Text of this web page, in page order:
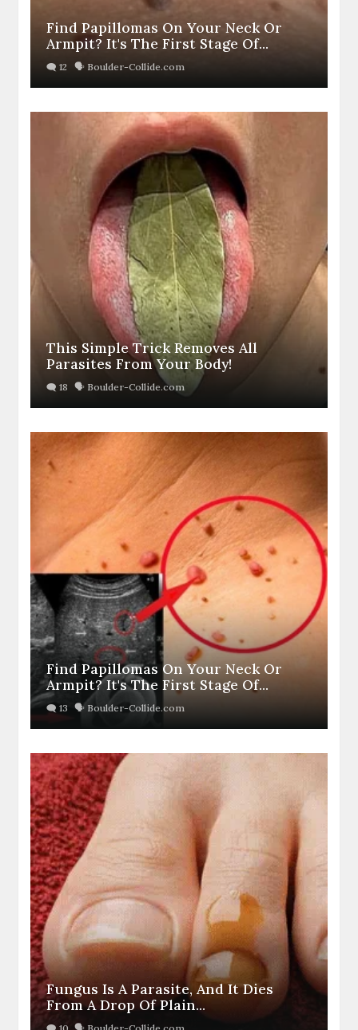
Find Papillomas On Your Neck Or
Armpit? It's The First Stage Of...
This Simple Trick Removes All
Parasites From Your Body!
Find Papillomas On Your Neck Or
Armpit? It's The First Stage Of...
Fungus Is A Parasite, And It Dies
From A Drop Of Plain...